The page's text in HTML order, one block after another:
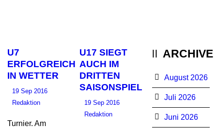
U7
ERFOLGREICH
IN WETTER
19 Sep 2016
Redaktion
Turnier. Am
U17 SIEGT
AUCH IM
DRITTEN
SAISONSPIEL
19 Sep 2016
Redaktion
ARCHIVE
August 2026
Juli 2026
Juni 2026